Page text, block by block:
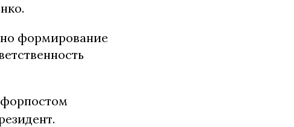
формирование
форпостом